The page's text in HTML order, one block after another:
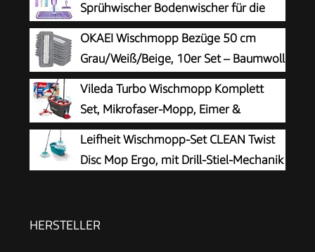
Sprühwischer Bodenwischer für die
Bodenreinigung
OKAEI Wischmopp Bezüge 50 cm
Grau/Weiß/Beige, 10er Set – Baumwoll
Wischbezug mit Mikrofaser-Streifen –
Profi-Vorrat für Bodenwischer mit Klapphalter
Vileda Turbo Wischmopp Komplett
Set, Mikrofaser-Mopp, Eimer &
Teleskopstiel
Leifheit Wischmopp-Set CLEAN Twist
Disc Mop Ergo, mit Drill-Stiel-Mechanik
HERSTELLER